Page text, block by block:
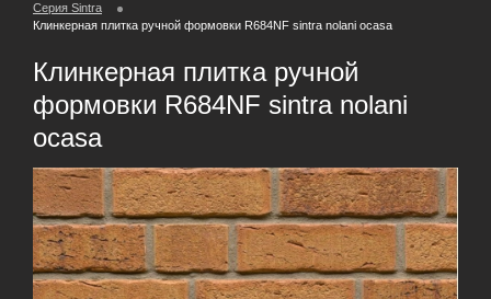
Cерия Sintra
Клинкерная плитка ручной формовки R684NF sintra nolani ocasa
Клинкерная плитка ручной
формовки R684NF sintra nolani
ocasa